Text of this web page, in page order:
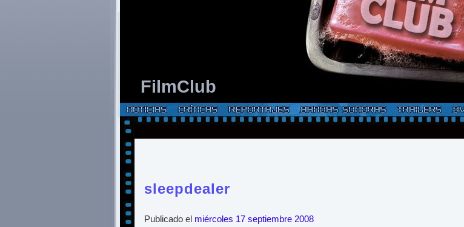
FilmClub
sleepdealer
Publicado el miércoles 17 septiembre 2008